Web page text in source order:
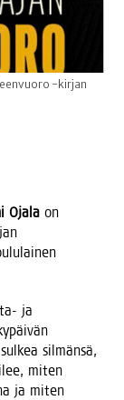
-kirjan
Oja­la on
ja
sil­män­sä,
miten
ja miten